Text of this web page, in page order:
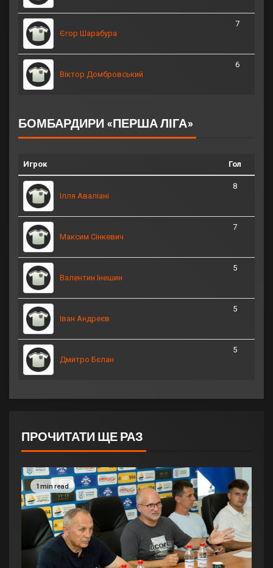
Єгор Шарабура
7
Віктор Домбровський
6
БОМБАРДИРИ «ПЕРША ЛІГА»
Игрок Гол
Ілля Аваліані
8
Максим Сінкевич
7
Валентин Інешин
5
Іван Андреєв
5
Дмитро Бєлан
5
ПРОЧИТАТИ ЩЕ РАЗ
1 min read